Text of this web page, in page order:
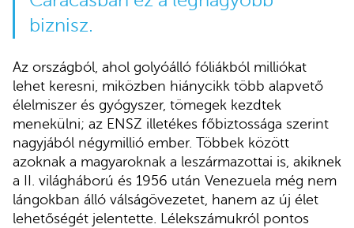
biznisz.
Az országból, ahol golyóálló fóliákból milliókat
lehet keresni, miközben hiánycikk több alapvető
élelmiszer és gyógyszer, tömegek kezdtek
menekülni; az ENSZ illetékes főbiztossága szerint
nagyjából négymillió ember. Többek között
azoknak a magyaroknak a leszármazottai is, akiknek
a II. világháború és 1956 után Venezuela még nem
lángokban álló válságövezetet, hanem az új élet
lehetőségét jelentette. Lélekszámukról pontos